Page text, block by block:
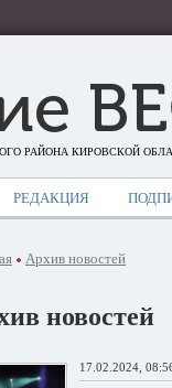
РАЙОНА КИРОВСКОЙ
РЕДАКЦИЯ
Архив новостей
новостей
17.02.2024,